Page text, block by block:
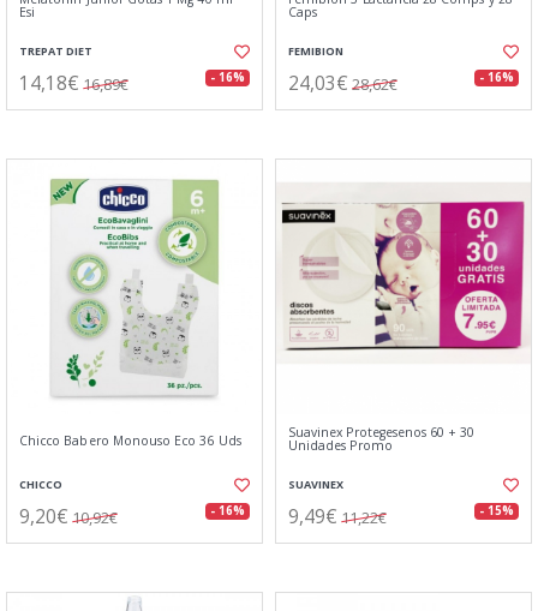
Esi
TREPAT DIET
14,18€ 16,89€ - 16%
Caps
FEMIBION
24,03€ 28,62€ - 16%
Chicco Babero Monouso Eco 36 Uds
CHICCO
9,20€ 10,92€ - 16%
Suavinex Protegesenos 60 + 30
Unidades Promo
SUAVINEX
9,49€ 11,22€ - 15%